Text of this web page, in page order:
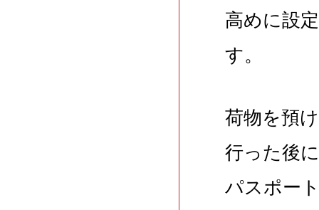
高めに設
す。
荷物を預
行った後に
パスポー